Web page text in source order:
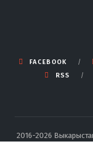
FACEBOOK
RSS
2016-2026